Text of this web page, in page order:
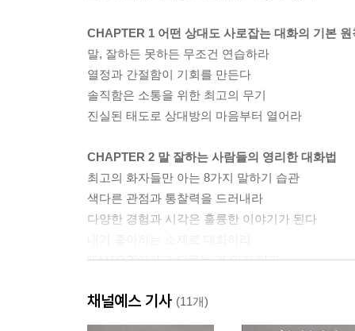
CHAPTER 1 어떤 상대도 사로잡는 대화의 기본 원
말, 잘하든 못하든 무조건 연습하라
열정과 간절함이 기회를 만든다
솔직함은 소통을 위한 최고의 무기
진실된 태도로 상대방의 마음부터 열어라
CHAPTER 2 말 잘하는 사람들의 영리한 대화법
최고의 화자들만 아는 8가지 말하기 습관
색다른 관점과 통찰력을 드러내라
다양한 경험과 시각은 훌륭한 이야기가 된다
“당신은?”이라고 되묻는 걸 잊지 마라
타이밍 못 맞춘 유머는 마이너스다
나만의 스타일을 고수하는 것도 전략이다
채널예스 기사 (11개)